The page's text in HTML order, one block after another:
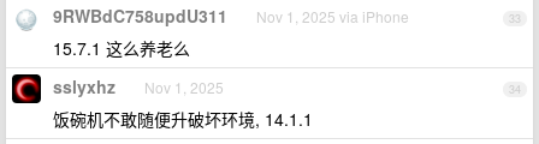
33
9RWBdC758updU311 Nov 1, 2025 via iPhone
15.7.1 这么养老么
34
sslyxhz Nov 1, 2025
饭碗机不敢随便升破坏环境, 14.1.1